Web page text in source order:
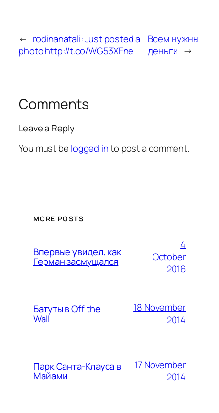
← rodinanatali: Just posted a
photo http://t.co/WG53XFne
Всем нужны
деньги →
Comments
Leave a Reply
You must be logged into post a comment.
MORE POSTS
Впервые увидел, как
Герман засмущался
4
October
2016
Батуты в Off the
Wall
18 November
2014
Парк Санта-Клауса в
Майами
17 November
2014